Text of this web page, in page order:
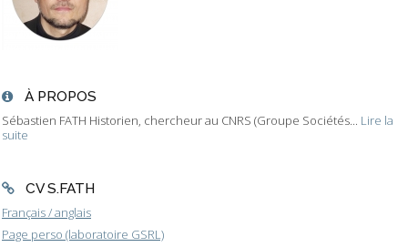
À PROPOS
Sébastien FATH Historien, chercheur au CNRS (Groupe Sociétés... Lire la
suite
CV S.FATH
Français / anglais
Page perso (laboratoire GSRL)